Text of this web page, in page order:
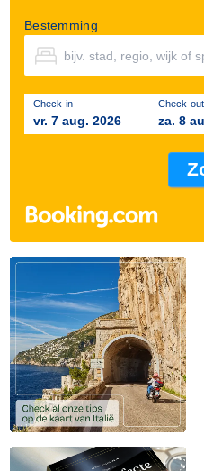
Bestemming
Check-in
vr. 7 aug. 2026
Check-out
za. 8